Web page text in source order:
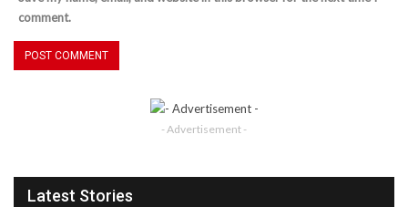
comment.
- Advertisement -
Latest Stories